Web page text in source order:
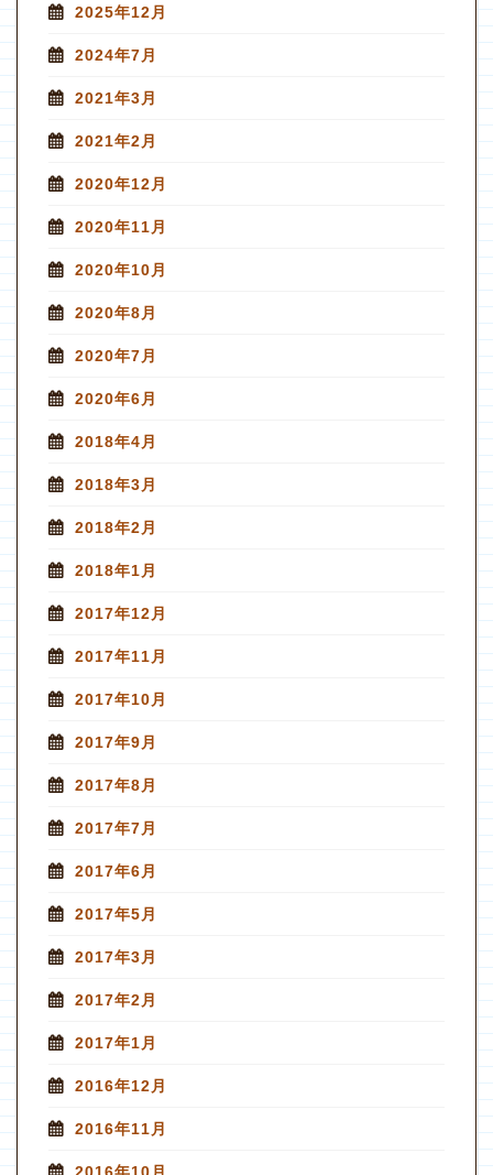
2025年12月
2024年7月
2021年3月
2021年2月
2020年12月
2020年11月
2020年10月
2020年8月
2020年7月
2020年6月
2018年4月
2018年3月
2018年2月
2018年1月
2017年12月
2017年11月
2017年10月
2017年9月
2017年8月
2017年7月
2017年6月
2017年5月
2017年3月
2017年2月
2017年1月
2016年12月
2016年11月